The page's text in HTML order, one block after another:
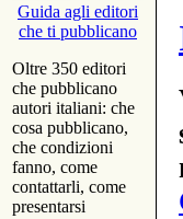
Guida agli editori
che ti pubblicano
Oltre 350 editori
che pubblicano
autori italiani: che
cosa pubblicano,
che condizioni
fanno, come
contattarli, come
presentarsi